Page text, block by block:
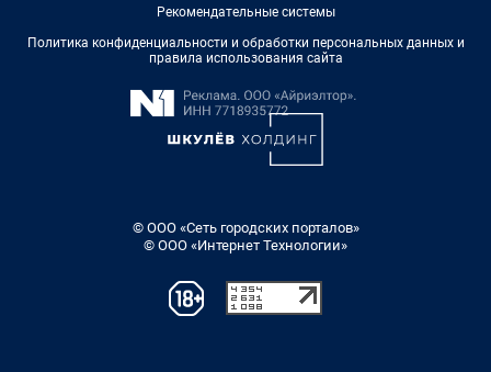
Рекомендательные системы
Политика конфиденциальности и обработки персональных данных и
правила использования сайта
© ООО «Сеть городских порталов»
© ООО «Интернет Технологии»